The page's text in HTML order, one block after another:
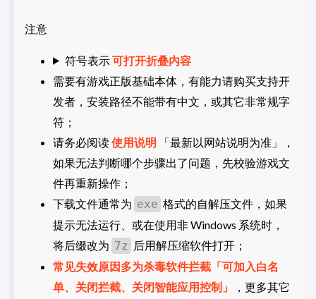
注意
符号表示可打开折叠内容
需要有游戏正版基础本体，有能力请购买支持开
发者，安装路径不能带有中文，或其它非常规字
符；
请务必阅读使用说明
「最新以网站说明为准」，
如果无法判断哪个步骤出了问题，先校验游戏文
件再重新操作；
下载文件通常为 exe 格式的自解压文件，如果
提示无法运行、或在使用非 Windows 系统时，
将后缀改为 7z 后用解压缩软件打开；
常见失效原因多为杀毒软件拦截「可加入白名
单、关闭拦截、关闭智能应用控制」
，更多其它